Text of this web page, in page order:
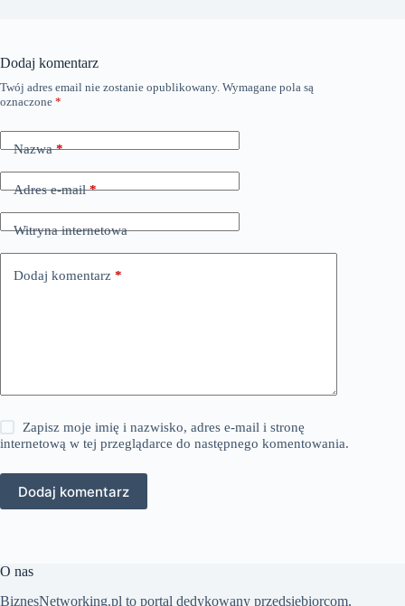
Dodaj komentarz
Twój adres email nie zostanie opublikowany. Wymagane pola są
oznaczone *
Nazwa*
Adres e-mail*
Witryna internetowa
Dodaj komentarz *
Zapisz moje imię i nazwisko, adres e-mail i stronę
internetową w tej przeglądarce do następnego komentowania.
Dodaj komentarz
O nas
BiznesNetworking.pl to portal dedykowany przedsiębiorcom,